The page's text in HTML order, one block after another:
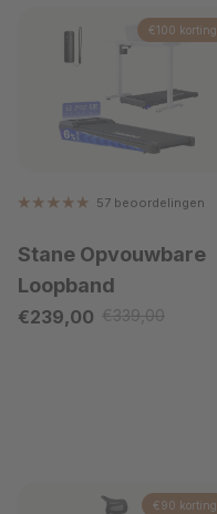
€100 korting
57 beoordelingen
Stane Opvouwbare
Loopband
Verkoopprijs
€239,00 Reguliere prijs
€339,00
€90 korting